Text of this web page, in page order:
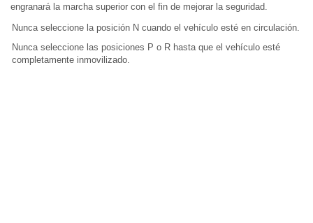
engranará la marcha superior con el fin de mejorar la seguridad.
Nunca seleccione la posición N cuando el vehículo esté en circulación.
Nunca seleccione las posiciones P o R hasta que el vehículo esté
completamente inmovilizado.